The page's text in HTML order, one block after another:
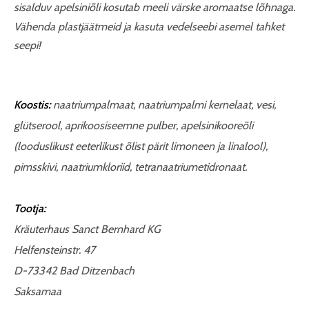
sisalduv apelsiniõli kosutab meeli värske aromaatse lõhnaga.
Vähenda plastjäätmeid ja kasuta vedelseebi asemel tahket
seepi!
Koostis:naatriumpalmaat, naatriumpalmi kernelaat, vesi,
glütserool, aprikoosiseemne pulber, apelsinikooreõli
(looduslikust eeterlikust õlist päritlimoneen ja linalool),
pimsskivi, naatriumkloriid, tetranaatriumetidronaat.
Tootja:
Kräuterhaus Sanct Bernhard KG
Helfensteinstr. 47
D-73342 Bad Ditzenbach
Saksamaa